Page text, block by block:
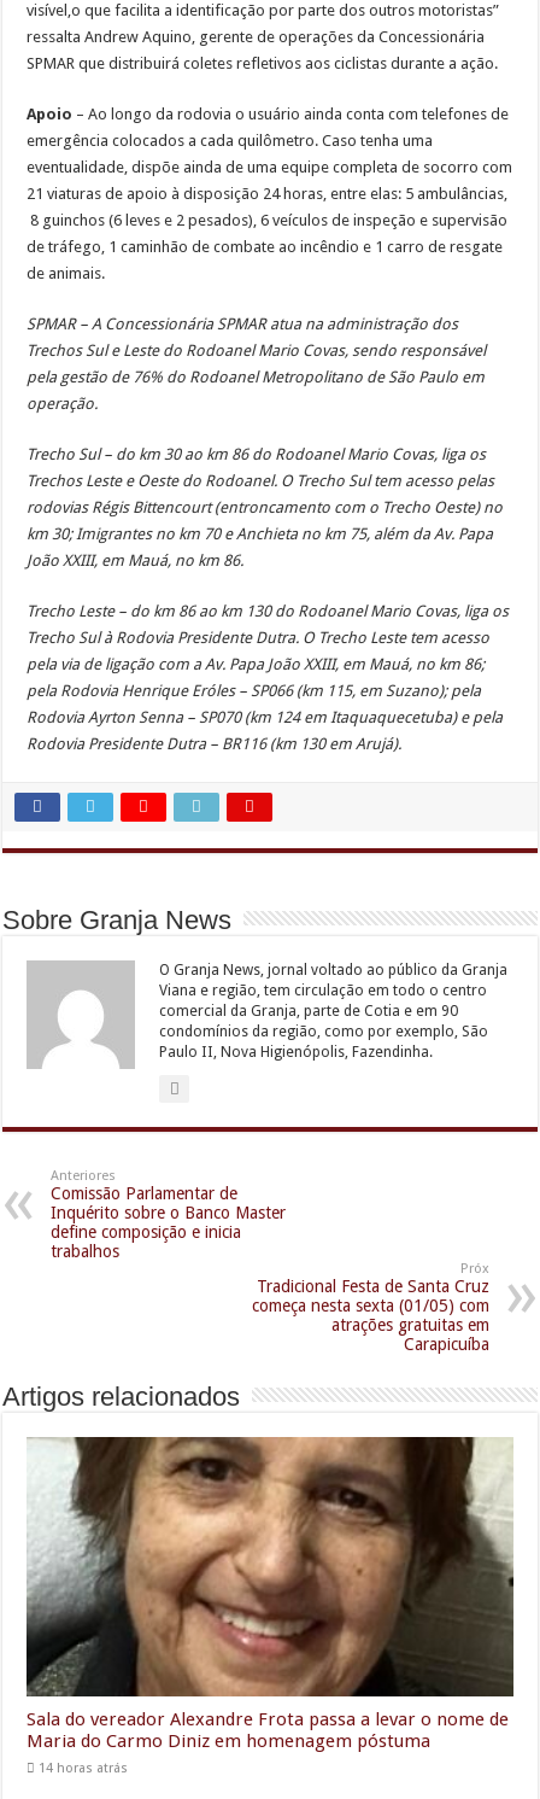
visível,o que facilita a identificação por parte dos outros motoristas”
ressalta Andrew Aquino, gerente de operações da Concessionária
SPMAR que distribuirá coletes refletivos aos ciclistas durante a ação.
Apoio – Ao longo da rodovia o usuário ainda conta com telefones de
emergência colocados a cada quilômetro. Caso tenha uma
eventualidade, dispõe ainda de uma equipe completa de socorro com
21 viaturas de apoio à disposição 24 horas, entre elas: 5 ambulâncias,
8 guinchos (6 leves e 2 pesados), 6 veículos de inspeção e supervisão
de tráfego, 1 caminhão de combate ao incêndio e 1 carro de resgate
de animais.
SPMAR – A Concessionária SPMAR atua na administração dos
Trechos Sul e Leste do Rodoanel Mario Covas, sendo responsável
pela gestão de 76% do Rodoanel Metropolitano de São Paulo em
operação.
Trecho Sul – do km 30 ao km 86 do Rodoanel Mario Covas, liga os
Trechos Leste e Oeste do Rodoanel. O Trecho Sul tem acesso pelas
rodovias Régis Bittencourt (entroncamento com o Trecho Oeste) no
km 30; Imigrantes no km 70 e Anchieta no km 75, além da Av. Papa
João XXIII, em Mauá, no km 86.
Trecho Leste – do km 86 ao km 130 do Rodoanel Mario Covas, liga os
Trecho Sul à Rodovia Presidente Dutra. O Trecho Leste tem acesso
pela via de ligação com a Av. Papa João XXIII, em Mauá, no km 86;
pela Rodovia Henrique Eróles – SP066 (km 115, em Suzano); pela
Rodovia Ayrton Senna – SP070 (km 124 em Itaquaquecetuba) e pela
Rodovia Presidente Dutra – BR116 (km 130 em Arujá).
Sobre Granja News
O Granja News, jornal voltado ao público da Granja
Viana e região, tem circulação em todo o centro
comercial da Granja, parte de Cotia e em 90
condomínios da região, como por exemplo, São
Paulo II, Nova Higienópolis, Fazendinha.
Anteriores
Comissão Parlamentar de
Inquérito sobre o Banco Master
define composição e inicia
trabalhos
Próx
Tradicional Festa de Santa Cruz
começa nesta sexta (01/05) com
atrações gratuitas em
Carapicuíba
Artigos relacionados
Sala do vereador Alexandre Frota passa a levar o nome de
Maria do Carmo Diniz em homenagem póstuma
14 horas atrás